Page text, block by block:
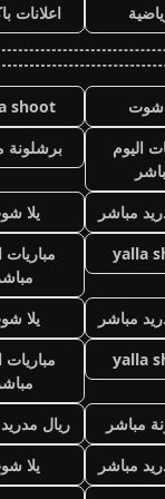
اعلانات
شوت
shoot
اليوم
برشلونة
مباشر
يلا
yalla
مباريات
مباشر
يلا
yalla
مباريات
مباشر
ريال
مباشر
يلا